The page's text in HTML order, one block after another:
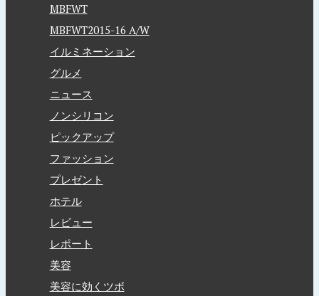
MBFWT
MBFWT2015-16 A/W
イルミネーション
グルメ
ニュース
ノンシリコン
ピックアップ
ファッション
プレゼント
ホテル
レビュー
レポート
美容
美容に効くツボ